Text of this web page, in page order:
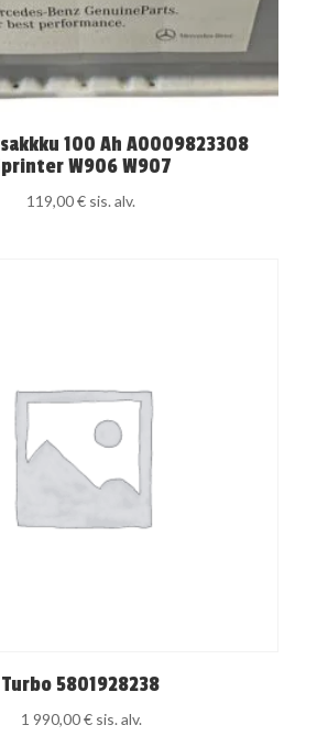
100 Ah A0009823308
W906 W907
119,00€ sis. alv.
Turbo 5801928238
1 990,00€ sis. alv.